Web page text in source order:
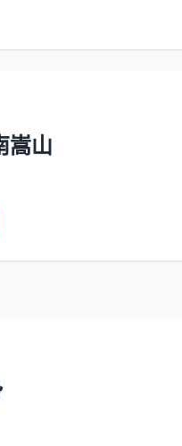
嵩山